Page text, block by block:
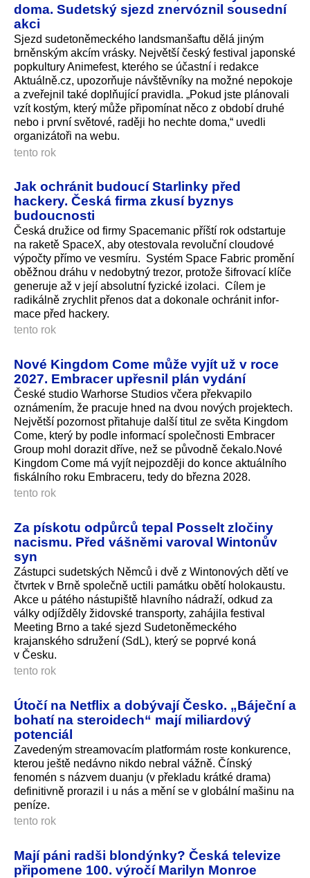
doma. Sudetský sjezd znervóznil sousední
akci
Sjezd sudetoněmeckého landsmanšaftu dělá jiným
brněnským akcím vrásky. Největší český festival japonské
popkultury Animefest, kterého se účastní i redakce
Aktuálně.cz, upozorňuje návštěvníky na možné nepokoje
a zveřejnil také doplňující pravidla. „Pokud jste plánovali
vzít kostým, který může připomínat něco z období druhé
nebo i první světové, raději ho nechte doma,“ uvedli
organizátoři na webu.
tento rok
Jak ochránit budoucí Starlinky před
hackery. Česká firma zkusí byznys
budoucnosti
Česká družice od firmy Spacemanic příští rok odstartuje
na raketě SpaceX, aby otestovala revoluční cloudové
výpočty přímo ve vesmíru. Systém Space Fabric promění
oběžnou dráhu v nedobytný trezor, protože šifrovací klíče
generuje až v její absolutní fyzické izolaci. Cílem je
radikálně zrychlit přenos dat a dokonale ochránit infor­
mace před hackery.
tento rok
Nové Kingdom Come může vyjít už v roce
2027. Embracer upřesnil plán vydání
České studio Warhorse Studios včera překvapilo
oznámením, že pracuje hned na dvou nových projektech.
Největší pozornost přitahuje další titul ze světa Kingdom
Come, který by podle informací společnosti Embracer
Group mohl dorazit dříve, než se původně čekalo.Nové
Kingdom Come má vyjít nejpozději do konce aktuálního
fiskálního roku Embraceru, tedy do března 2028.
tento rok
Za pískotu odpůrců tepal Posselt zločiny
nacismu. Před vášněmi varoval Wintonův
syn
Zástupci sudetských Němců i dvě z Wintonových dětí ve
čtvrtek v Brně společně uctili památku obětí holokaustu.
Akce u pátého nástupiště hlavního nádraží, odkud za
války odjížděly židovské transporty, zahájila festival
Meeting Brno a také sjezd Sudetoněmeckého
krajanského sdružení (SdL), který se poprvé koná
v Česku.
tento rok
Útočí na Netflix a dobývají Česko. „Báječní a
bohatí na steroidech“ mají miliardový
potenciál
Zavedeným streamovacím platformám roste konkurence,
kterou ještě nedávno nikdo nebral vážně. Čínský
fenomén s názvem duanju (v překladu krátké drama)
definitivně prorazil i u nás a mění se v globální mašinu na
peníze.
tento rok
Mají páni radši blondýnky? Česká televize
připomene 100. výročí Marilyn Monroe